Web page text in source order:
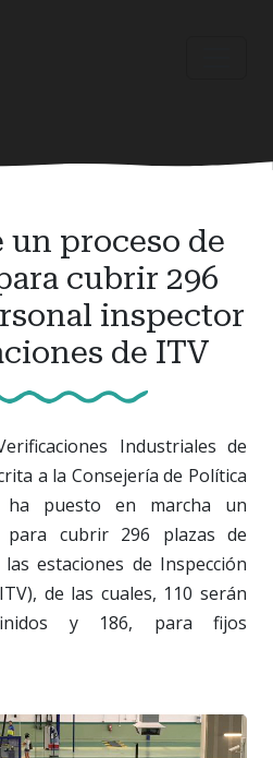
un proceso de
cubrir 296
inspector
de ITV
Industriales de
a la Consejería de Política
ha puesto en marcha un
para cubrir 296 plazas de
estaciones de Inspección
de las cuales, 110 serán
y 186, para fijos